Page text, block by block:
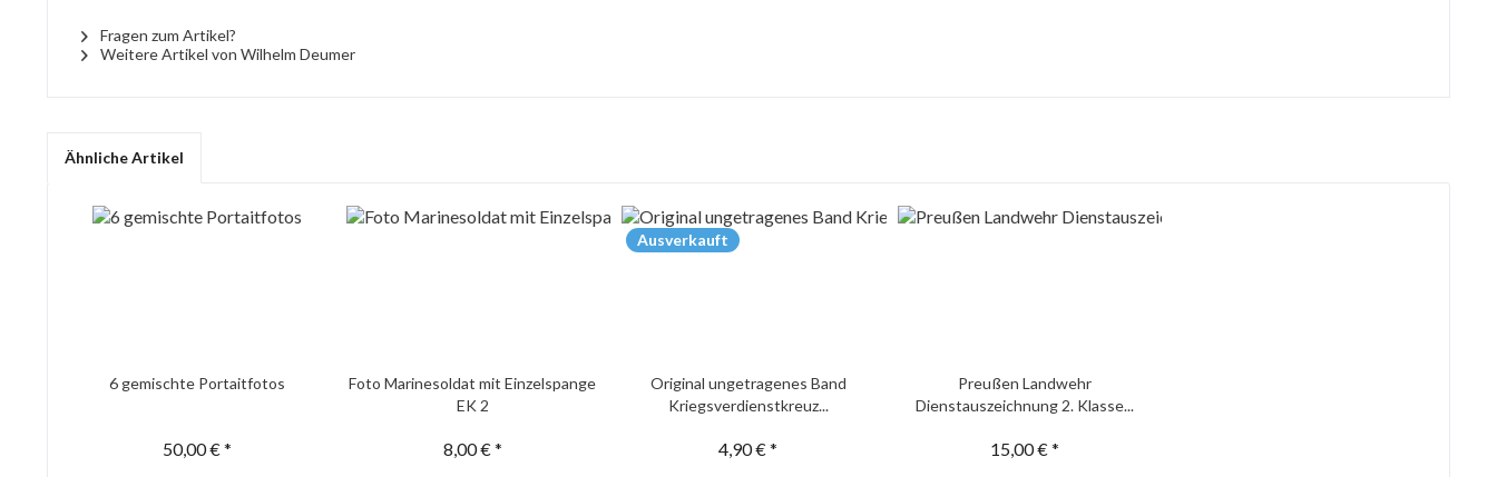
Fragen zum Artikel?
Weitere Artikel von Wilhelm Deumer
Ähnliche Artikel
6 gemischte Portaitfotos
50,00 € *
Foto Marinesoldat mit Einzelspange
EK 2
8,00 € *
Ausverkauft
Original ungetragenes Band
Kriegsverdienstkreuz...
4,90 € *
Preußen Landwehr
Dienstauszeichnung 2. Klasse...
15,00 € *